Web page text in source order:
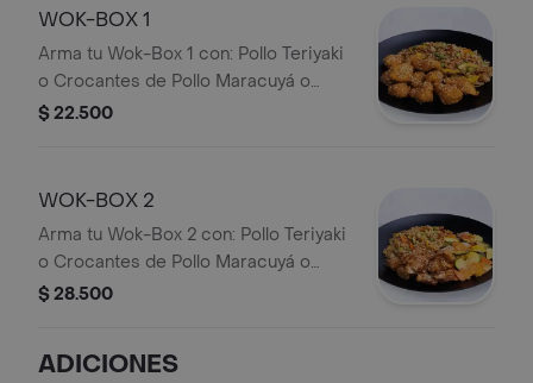
WOK-BOX 1
Arma tu Wok-Box 1 con: Pollo Teriyaki
o Crocantes de Pollo Maracuyá o
Cerdo Agridulce + 1 Acompañamiento
$ 22.500
WOK-BOX 2
Arma tu Wok-Box 2 con: Pollo Teriyaki
o Crocantes de Pollo Maracuyá o
Cerdo Agridulce + Dos
$ 28.500
ADICIONES